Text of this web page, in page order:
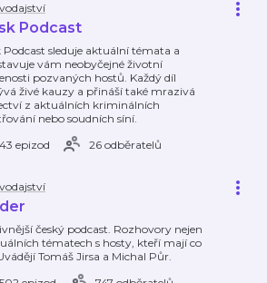
Podcast
Podcast sleduje aktuální témata a
vám neobyčejné životní
pozvaných hostů. Každý díl
živé kauzy a přináší také mrazivá
z aktuálních kriminálních
nebo soudních síní.
43 epizod
26 odběratelů
český podcast. Rozhovory nejen
tématech s hosty, kteří mají co
Tomáš Jirsa a Michal Půr.